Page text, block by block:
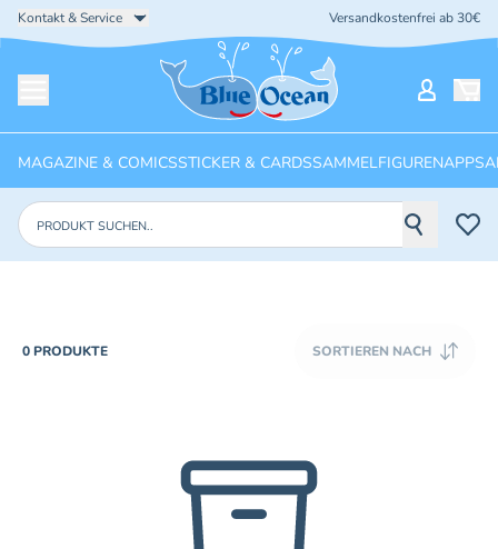
Kontakt & Service Versandkostenfrei ab 30€
Startseite
MAGAZINE & COMICSSTICKER & CARDSSAMMELFIGURENAPPS
Produkte suchen
PRODUCTS
0 PRODUKTE SORTIEREN NACH